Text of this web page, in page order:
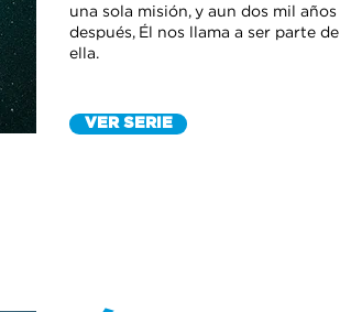
una sola misión, y aun dos mil años
después, Él nos llama a ser parte de
ella.
VER SERIE